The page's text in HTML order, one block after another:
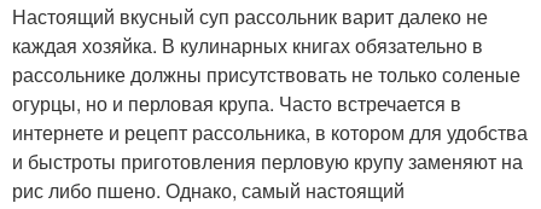
Настоящий вкусный суп рассольник варит далеко не
каждая хозяйка. В кулинарных книгах обязательно в
рассольнике должны присутствовать не только соленые
огурцы, но и перловая крупа. Часто встречается в
интернете и рецепт рассольника, в котором для удобства
и быстроты приготовления перловую крупу заменяют на
рис либо пшено. Однако, самый настоящий